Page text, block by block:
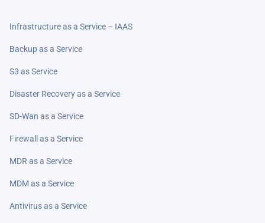
Infrastructure as a Service – IAAS
Backup as a Service
S3 as Service
Disaster Recovery as a Service
SD-Wan as a Service
Firewall as a Service
MDR as a Service
MDM as a Service
Antivirus as a Service